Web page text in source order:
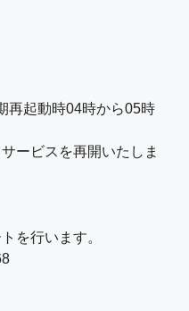
再起動時04時から05時
ービスを再開いたしま
を行います。